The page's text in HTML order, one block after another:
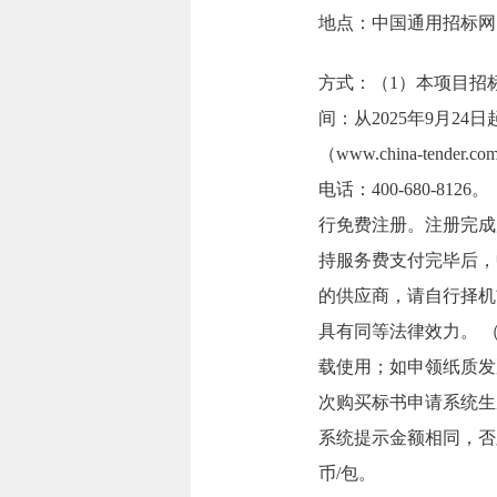
地点：中国通用招标网
方式：（1）本项目招
间：从2025年9月24
（www.china-
电话：400-680-8126
行免费注册。注册完
持服务费支付完毕后
的供应商，请自行择
具有同等法律效力。
载使用；如申领纸质
次购买标书申请系统
系统提示金额相同，
币/包。